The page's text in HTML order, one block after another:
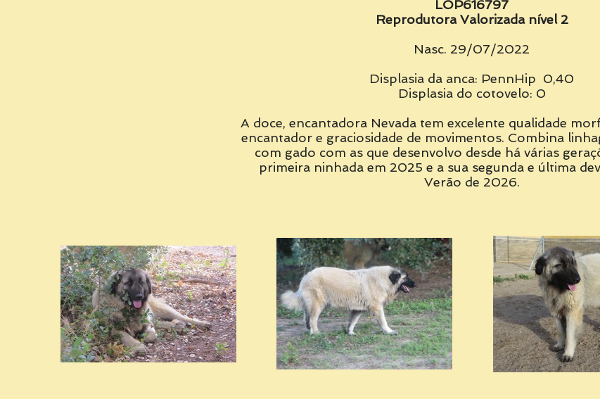
LOP616797
Reprodutora Valorizada nível 2
Nasc. 29/07/2022
Displasia da anca: PennHip 0,40
Displasia do cotovelo: 0
A doce, encantadora Nevada tem excelente qualidade
encantador e graciosidade de movimentos. Combina
com gado com as que desenvolvo desde há várias
primeira ninhada em 2025 e a sua segunda e última
Verão de 2026.